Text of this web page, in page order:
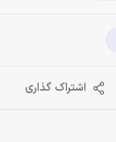
اشتراک گذاری